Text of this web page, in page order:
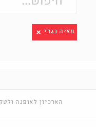
מאיה נגרי
הארכיון לאופנה